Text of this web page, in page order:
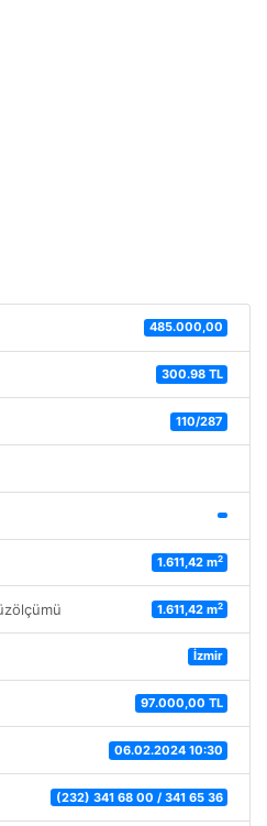
485.000,00
300.98 TL
110/287
1.611,42 m2
1.611,42 m2
İzmir
97.000,00 TL
06.02.2024 10:30
(232) 341 68 00 / 341 65 36